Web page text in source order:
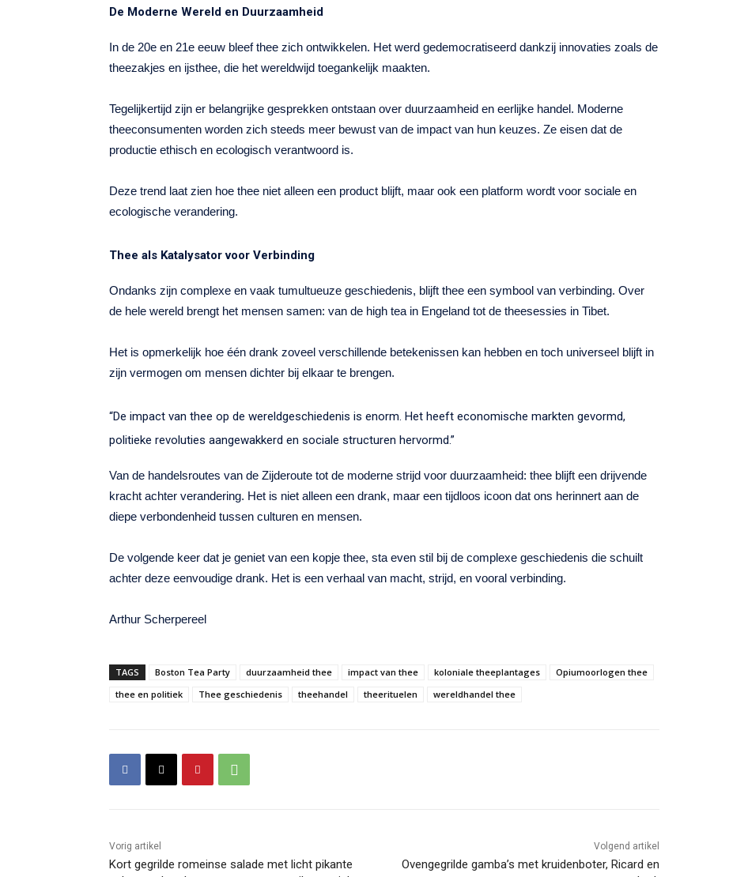
De Moderne Wereld en Duurzaamheid
In de 20e en 21e eeuw bleef thee zich ontwikkelen. Het werd gedemocratiseerd dankzij innovaties zoals de
theezakjes en ijsthee, die het wereldwijd toegankelijk maakten.
Tegelijkertijd zijn er belangrijke gesprekken ontstaan over duurzaamheid en eerlijke handel. Moderne
theeconsumenten worden zich steeds meer bewust van de impact van hun keuzes. Ze eisen dat de
productie ethisch en ecologisch verantwoord is.
Deze trend laat zien hoe thee niet alleen een product blijft, maar ook een platform wordt voor sociale en
ecologische verandering.
Thee als Katalysator voor Verbinding
Ondanks zijn complexe en vaak tumultueuze geschiedenis, blijft thee een symbool van verbinding. Over
de hele wereld brengt het mensen samen: van de high tea in Engeland tot de theesessies in Tibet.
Het is opmerkelijk hoe één drank zoveel verschillende betekenissen kan hebben en toch universeel blijft in
zijn vermogen om mensen dichter bij elkaar te brengen.
“De impact van thee op de wereldgeschiedenis is enorm. Het heeft economische markten gevormd,
politieke revoluties aangewakkerd en sociale structuren hervormd.”
Van de handelsroutes van de Zijderoute tot de moderne strijd voor duurzaamheid: thee blijft een drijvende
kracht achter verandering. Het is niet alleen een drank, maar een tijdloos icoon dat ons herinnert aan de
diepe verbondenheid tussen culturen en mensen.
De volgende keer dat je geniet van een kopje thee, sta even stil bij de complexe geschiedenis die schuilt
achter deze eenvoudige drank. Het is een verhaal van macht, strijd, en vooral verbinding.
Arthur Scherpereel
TAGS Boston Tea Party duurzaamheid thee impact van thee koloniale theeplantages
Opiumoorlogen thee
thee en politiek
Thee geschiedenis theehandel theerituelen wereldhandel thee
Vorig artikel
Kort gegrilde romeinse salade met licht pikante
Volgend artikel
Ovengegrilde gamba’s met kruidenboter, Ricard en